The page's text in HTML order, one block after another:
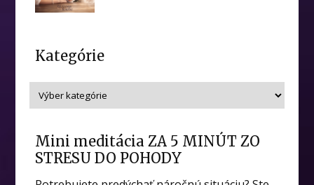
Kategórie
Mini meditácia ZA 5 MINÚT ZO
STRESU DO POHODY